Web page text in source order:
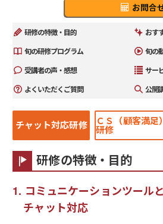
お問合
研修の特徴・目的
おす
旬の研修プログラム
旬の
受講者の声・感想
サー
よくいただくご質問
公開
チャット対応研修 ＣＳ（顧客満足）
研修
研修の特徴・目的
コミュニケーションツール
チャット対応